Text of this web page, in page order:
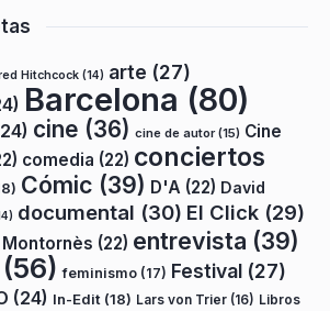
Hitchcock (14) arte (27)
Barcelona (80)
cine (36) cine de autor(15) Cine
comedia (22) conciertos
Cómic (39) D'A (22) David
documental (30) El Click (29)
Montornès (22) entrevista (39)
(56) feminismo (17) Festival (27)
(24) In-Edit (18) Lars von Trier (16) Libros